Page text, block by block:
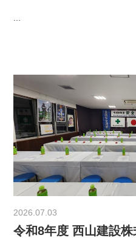
2026.07.03
令和8年度 西山建設